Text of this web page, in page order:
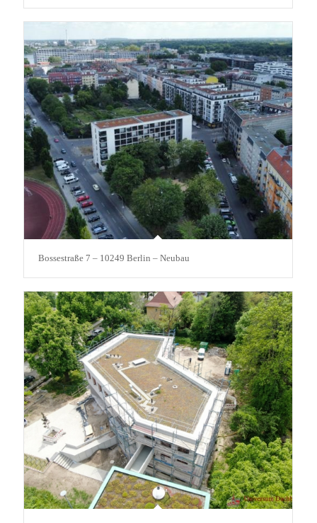
Bossestraße 7 – 10249 Berlin – Neubau